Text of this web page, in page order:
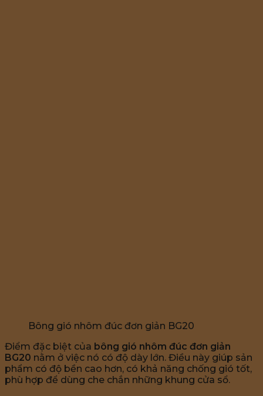
Bông gió nhôm đúc đơn giản BG20
Điểm đặc biệt của bông gió nhôm đúc đơn giản
BG20 nằm ở việc nó có độ dày lớn. Điều này giúp sản
phẩm có độ bền cao hơn, có khả năng chống gió tốt,
phù hợp để dùng che chắn những khung cửa sổ.